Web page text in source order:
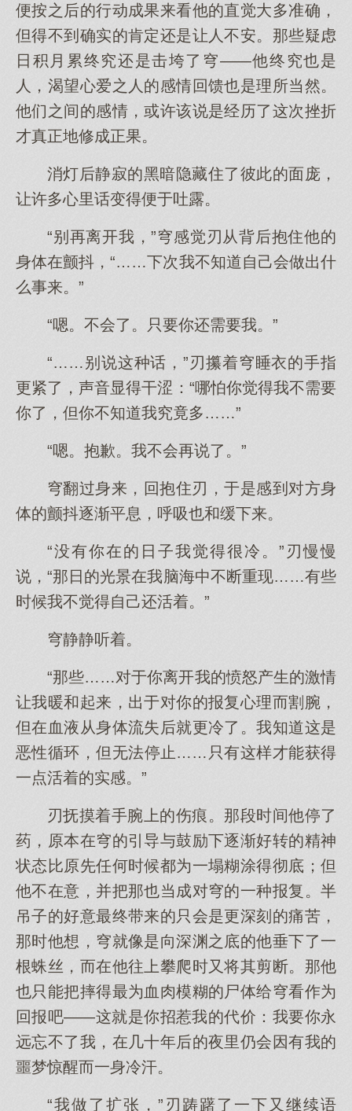
便按之后的行动成果来看他的直觉大多准确，
但得不到确实的肯定还是让人不安。那些疑虑
日积月累终究还是击垮了穹——他终究也是
人，渴望心爱之人的感情回馈也是理所当然。
他们之间的感情，或许该说是经历了这次挫折
才真正地修成正果。
消灯后静寂的黑暗隐藏住了彼此的面庞，
让许多心里话变得便于吐露。
“别再离开我，”穹感觉刃从背后抱住他的
身体在颤抖，“……下次我不知道自己会做出什
么事来。”
“嗯。不会了。只要你还需要我。”
“……别说这种话，”刃攥着穹睡衣的手指
更紧了，声音显得干涩：“哪怕你觉得我不需要
你了，但你不知道我究竟多……”
“嗯。抱歉。我不会再说了。”
穹翻过身来，回抱住刃，于是感到对方身
体的颤抖逐渐平息，呼吸也和缓下来。
“没有你在的日子我觉得很冷。”刃慢慢
说，“那日的光景在我脑海中不断重现……有些
时候我不觉得自己还活着。”
穹静静听着。
“那些……对于你离开我的愤怒产生的激情
让我暖和起来，出于对你的报复心理而割腕，
但在血液从身体流失后就更冷了。我知道这是
恶性循环，但无法停止……只有这样才能获得
一点活着的实感。”
刃抚摸着手腕上的伤痕。那段时间他停了
药，原本在穹的引导与鼓励下逐渐好转的精神
状态比原先任何时候都为一塌糊涂得彻底；但
他不在意，并把那也当成对穹的一种报复。半
吊子的好意最终带来的只会是更深刻的痛苦，
那时他想，穹就像是向深渊之底的他垂下了一
根蛛丝，而在他往上攀爬时又将其剪断。那他
也只能把摔得最为血肉模糊的尸体给穹看作为
回报吧——这就是你招惹我的代价：我要你永
远忘不了我，在几十年后的夜里仍会因有我的
噩梦惊醒而一身冷汗。
“我做了扩张，”刃踌躇了一下又继续语